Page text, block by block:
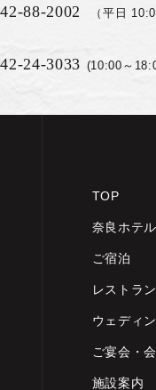
88-2002 （平日
24-3033 (10:00～
TOP
奈良ホテ
ご宿泊
レストラン
ウェディ
ご宴会・
施設案内